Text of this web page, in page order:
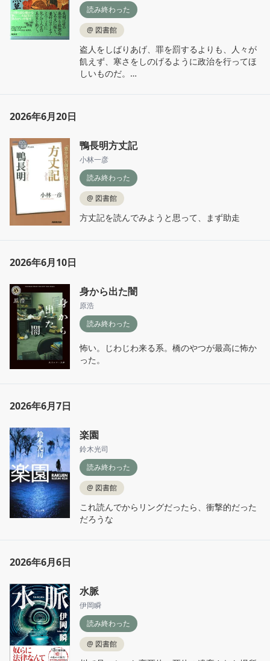
読み終わった
@ 図書館
盗人をしばりあげ、罪を罰するよりも、人々が
飢えず、寒さをしのげるように政治を行ってほ
しいものだ。
それではどうして人々に恩恵を与えればいいか
といえば、上に立つ人が浪費をやめ、人民をい
つくしんで農業を奨励すれば、下々の人々まで
利益が得られることは疑いもない。
と、兼好法師は700年以上前に言っている。
2026年6月20日
鴨長明方丈記
小林一彦
読み終わった
@ 図書館
方丈記を読んでみようと思って、まず助走
2026年6月10日
身から出た闇
原浩
読み終わった
怖い。じわじわ来る系。橋のやつが最高に怖か
った。
2026年6月7日
楽園
鈴木光司
読み終わった
@ 図書館
これ読んでからリングだったら、衝撃的だった
だろうな
2026年6月6日
水脈
伊岡瞬
読み終わった
@ 図書館